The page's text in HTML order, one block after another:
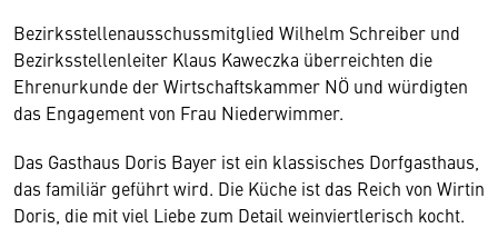
Bezirksstellenausschussmitglied Wilhelm Schreiber und
Bezirksstellenleiter Klaus Kaweczka überreichten die
Ehrenurkunde der Wirtschaftskammer NÖ und würdigten
das Engagement von Frau Niederwimmer.
Das Gasthaus Doris Bayer ist ein klassisches Dorfgasthaus,
das familiär geführt wird. Die Küche ist das Reich von Wirtin
Doris, die mit viel Liebe zum Detail weinviertlerisch kocht.